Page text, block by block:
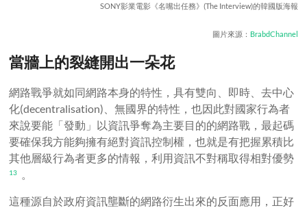
SONY影業電影《名嘴出任務》(The Interview)的韓國版海報
圖片來源： BrabdChannel
當牆上的裂縫開出一朵花
網路戰爭就如同網路本身的特性，具有雙向、即時、去中心
化(decentralisation)、無國界的特性，也因此對國家行為者
來說要能「發動」以資訊爭奪為主要目的的網路戰，最起碼
要確保我方能夠擁有絕對資訊控制權，也就是有把握累積比
其他層級行為者更多的情報，利用資訊不對稱取得相對優勢
13 。
這種源自於政府資訊壟斷的網路衍生出來的反面應用，正好